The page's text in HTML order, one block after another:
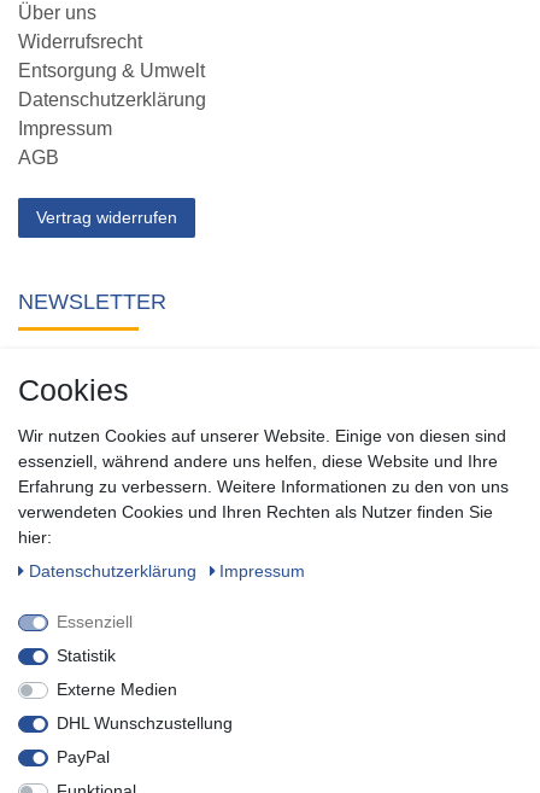
Über uns
Widerrufsrecht
Entsorgung & Umwelt
Datenschutzerklärung
Impressum
AGB
Vertrag widerrufen
NEWSLETTER
Sie keine Neuigkeit oder Aktion aus unserem Shop.
Zum Newsletter anmelden
SOCIAL
Cookies
Wir nutzen Cookies auf unserer Website. Einige von diesen sind
essenziell, während andere uns helfen, diese Website und Ihre
Erfahrung zu verbessern. Weitere Informationen zu den von uns
verwendeten Cookies und Ihren Rechten als Nutzer finden Sie
hier:
Daten­schutz­erklärung
Impressum
Essenziell
Statistik
Externe Medien
DHL Wunschzustellung
PayPal